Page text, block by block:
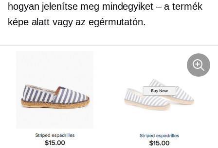
hogyan jelenítse meg mindegyiket – a termék
képe alatt vagy az egérmutatón.